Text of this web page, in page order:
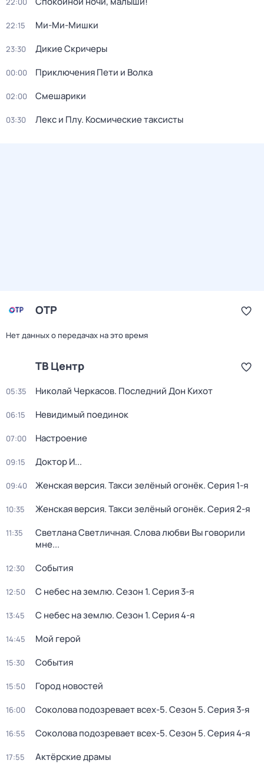
22:15 Ми-Ми-Мишки
23:30 Дикие Скричеры
00:00 Приключения Пети и Волка
02:00 Смешарики
03:30 Лекс и Плу. Космические таксисты
ОТР
Нет данных о передачах на это время
ТВ Центр
05:35 Николай Черкасов. Последний Дон Кихот
06:15 Невидимый поединок
07:00 Настроение
09:15 Доктор И...
09:40 Женская версия. Такси зелёный огонёк. Серия 1-я
10:35 Женская версия. Такси зелёный огонёк. Серия 2-я
11:35
Светлана Светличная. Слова любви Вы говорили
мне...
12:30 События
12:50 С небес на землю. Сезон 1. Серия 3-я
13:45 С небес на землю. Сезон 1. Серия 4-я
14:45 Мой герой
15:30 События
15:50 Город новостей
16:00 Соколова подозревает всех-5. Сезон 5. Серия 3-я
16:55 Соколова подозревает всех-5. Сезон 5. Серия 4-я
17:55 Актёрские драмы